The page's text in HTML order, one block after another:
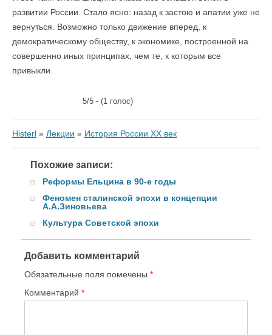
развитии России. Стало ясно: назад к застою и апатии уже не
вернуться. Возможно только движение вперед, к
демократическому обществу, к экономике, построенной на
совершенно иных принципах, чем те, к которым все
привыкли.
5/5 - (1 голос)
Histerl » Лекции » История России XX век
Похожие записи:
Реформы Ельцина в 90-е годы
Феномен сталинской эпохи в концепции
А.А.Зиновьева
Культура Советской эпохи
Добавить комментарий
Обязательные поля помечены *
Комментарий *